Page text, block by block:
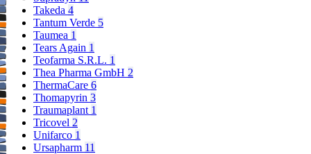
Takeda 4
Tantum Verde 5
Taumea 1
Tears Again 1
Teofarma S.R.L. 1
Thea Pharma GmbH 2
ThermaCare 6
Thomapyrin 3
Traumaplant 1
Tricovel 2
Unifarco 1
Ursapharm 11